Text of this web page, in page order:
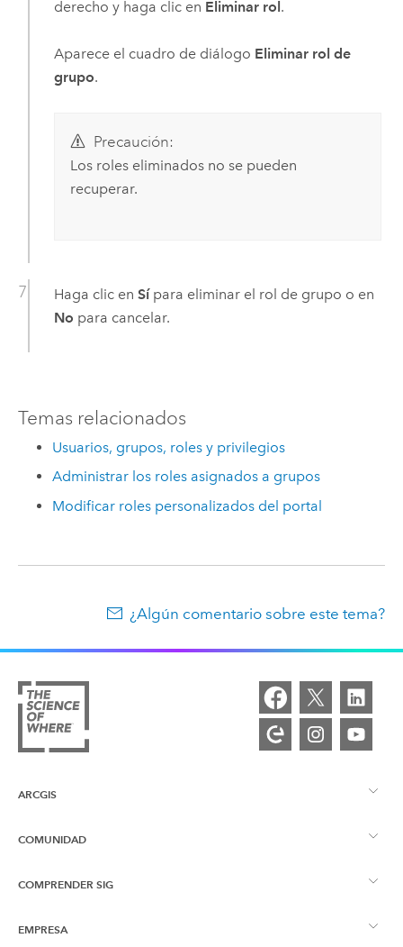
derecho y haga clic en Eliminar rol.
Aparece el cuadro de diálogo Eliminar rol de
grupo.
Precaución:
Los roles eliminados no se pueden
recuperar.
Haga clic en Sípara eliminar el rol de grupo o en
No para cancelar.
Temas relacionados
Usuarios, grupos, roles y privilegios
Administrar los roles asignados a grupos
Modificar roles personalizados del portal
¿Algún comentario sobre este tema?
ARCGIS
Descripción general de ArcGIS
COMUNIDAD
Comunidad de Esri
COMPRENDER SIG
¿Qué son los SIG?
EMPRESA